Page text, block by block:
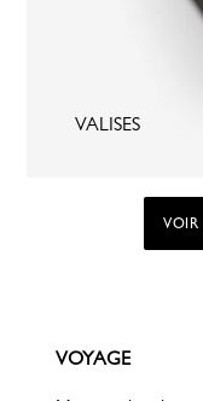
VALISES
VOIR
VOYAGE